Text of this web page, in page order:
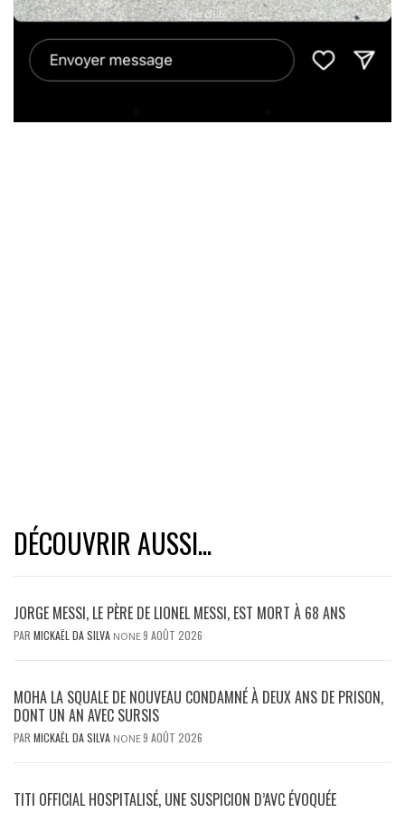
DÉCOUVRIR AUSSI...
JORGE MESSI, LE PÈRE DE LIONEL MESSI, EST MORT À 68 ANS
PAR MICKAËL DA SILVA NONE9 AOÛT 2026
MOHA LA SQUALE DE NOUVEAU CONDAMNÉ À DEUX ANS DE PRISON,
DONT UN AN AVEC SURSIS
PAR MICKAËL DA SILVA NONE9 AOÛT 2026
TITI OFFICIAL HOSPITALISÉ, UNE SUSPICION D’AVC ÉVOQUÉE